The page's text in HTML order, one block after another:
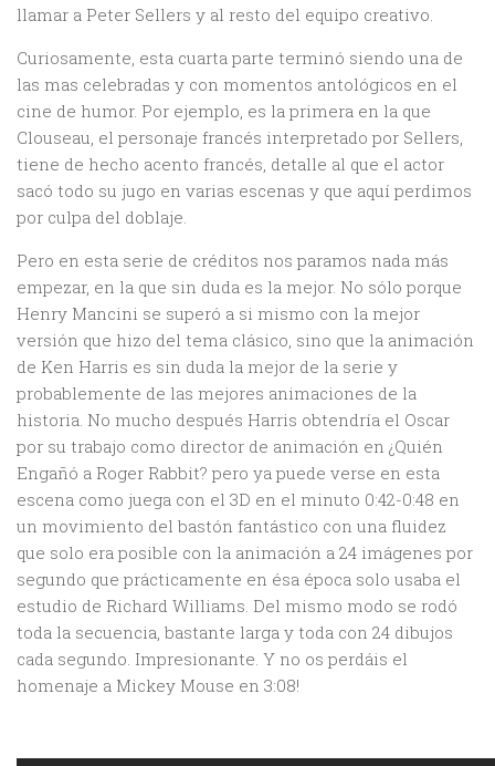
llamar a Peter Sellers y al resto del equipo creativo.
Curiosamente, esta cuarta parte terminó siendo una de
las mas celebradas y con momentos antológicos en el
cine de humor. Por ejemplo, es la primera en la que
Clouseau, el personaje francés interpretado por Sellers,
tiene de hecho acento francés, detalle al que el actor
sacó todo su jugo en varias escenas y que aquí perdimos
por culpa del doblaje.
Pero en esta serie de créditos nos paramos nada más
empezar, en la que sin duda es la mejor. No sólo porque
Henry Mancini se superó a si mismo con la mejor
versión que hizo del tema clásico, sino que la animación
de Ken Harris es sin duda la mejor de la serie y
probablemente de las mejores animaciones de la
historia. No mucho después Harris obtendría el Oscar
por su trabajo como director de animación en ¿Quién
Engañó a Roger Rabbit? pero ya puede verse en esta
escena como juega con el 3D en el minuto 0:42-0:48 en
un movimiento del bastón fantástico con una fluidez
que solo era posible con la animación a 24 imágenes por
segundo que prácticamente en ésa época solo usaba el
estudio de Richard Williams. Del mismo modo se rodó
toda la secuencia, bastante larga y toda con 24 dibujos
cada segundo. Impresionante. Y no os perdáis el
homenaje a Mickey Mouse en 3:08!